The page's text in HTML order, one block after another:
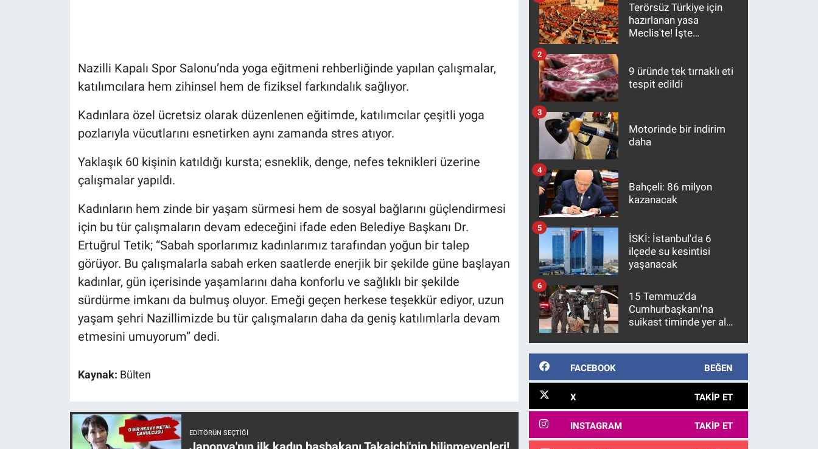
Nazilli Kapalı Spor Salonu’nda yoga eğitmeni rehberliğinde yapılan çalışmalar,
katılımcılara hem zihinsel hem de fiziksel farkındalık sağlıyor.
Kadınlara özel ücretsiz olarak düzenlenen eğitimde, katılımcılar çeşitli yoga
pozlarıyla vücutlarını esnetirken aynı zamanda stres atıyor.
Yaklaşık 60 kişinin katıldığı kursta; esneklik, denge, nefes teknikleri üzerine
çalışmalar yapıldı.
Kadınların hem zinde bir yaşam sürmesi hem de sosyal bağlarını güçlendirmesi
için bu tür çalışmaların devam edeceğini ifade eden Belediye Başkanı Dr.
Ertuğrul Tetik; “Sabah sporlarımız kadınlarımız tarafından yoğun bir talep
görüyor. Bu çalışmalarla sabah erken saatlerde enerjik bir şekilde güne başlayan
kadınlar, gün içerisinde yaşamlarını daha konforlu ve sağlıklı bir şekilde
sürdürme imkanı da bulmuş oluyor. Emeği geçen herkese teşekkür ediyor, uzun
yaşam şehri Nazillimizde bu tür çalışmaların daha da geniş katılımlarla devam
etmesini umuyorum” dedi.
Kaynak: Bülten
EDITÖRÜN SEÇTIĞI
Terörsüz Türkiye için
hazırlanan yasa
Meclis'te! İşte
9 üründe tek tırnaklı eti
tespit edildi
2
Motorinde bir indirim
daha
3
Bahçeli: 86 milyon
kazanacak
4
İSKİ: İstanbul'da 6
ilçede su kesintisi
yaşanacak
5
15 Temmuz'da
Cumhurbaşkanı'na
suikast timinde yer alan
10 yıl sonra yakalandı
6
FACEBOOK BEĞEN
X TAKIP ET
INSTAGRAM TAKIP ET
Koronavirüs
Kültür Sanat
Ne demişti
Programlar
Teknoloji